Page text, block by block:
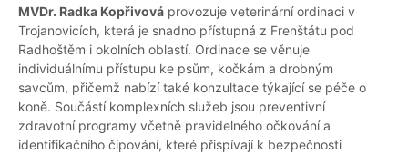
MVDr. Radka Kopřivová provozuje veterinární ordinaci v
Trojanovicích, která je snadno přístupná z Frenštátu pod
Radhoštěm i okolních oblastí. Ordinace se věnuje
individuálnímu přístupu ke psům, kočkám a drobným
savcům, přičemž nabízí také konzultace týkající se péče o
koně. Součástí komplexních služeb jsou preventivní
zdravotní programy včetně pravidelného očkování a
identifikačního čipování, které přispívají k bezpečnosti